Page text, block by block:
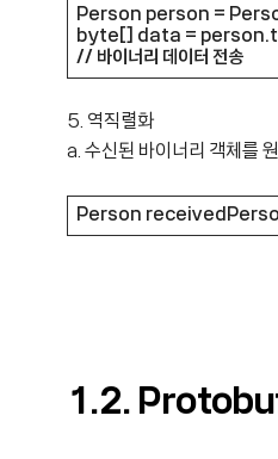
Person person =
byte[] data =
// 바이너리 데이터 전송
5. 역직렬화
a. 수신된 바이너리 객체를
Person
1.2. Protobuf